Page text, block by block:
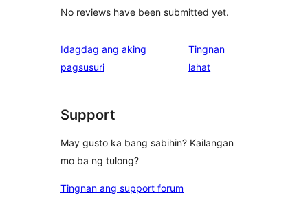
No reviews have been submitted yet.
Idagdag ang aking
pagsusuri
Tingnan
lahatng
Support
May gusto ka bang sabihin? Kailangan
mo ba ng tulong?
Tingnan ang support forum